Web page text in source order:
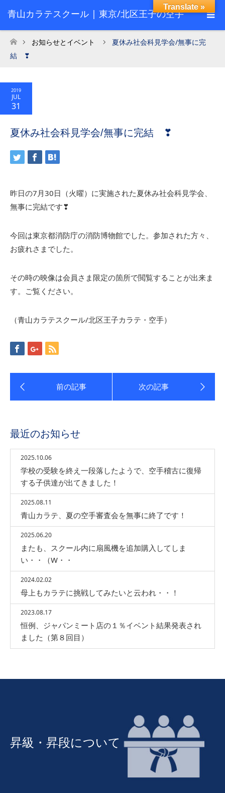
青山カラテスクール | 東京/北区王子の空手
スクール
ホーム
お知らせとイベント
夏休み社会科見学会/無事に完
結 ❣
2019
JUL
31
夏休み社会科見学会/無事に完結 ❣
昨日の7月30日（火曜）に実施された夏休み社会科見学会、
無事に完結です❣
今回は東京都消防庁の消防博物館でした。参加された方々、
お疲れさまでした。
その時の映像は会員さま限定の箇所で閲覧することが出来ま
す。ご覧ください。
（青山カラテスクール/北区王子カラテ・空手）
最近のお知らせ
2025.10.06
学校の受験を終え一段落したようで、空手稽古に復帰
する子供達が出てきました！
2025.08.11
青山カラテ、夏の空手審査会を無事に終了です！
2025.06.20
またも、スクール内に扇風機を追加購入してしま
い・・（W・・
2024.02.02
母上もカラテに挑戦してみたいと云われ・・！
2023.08.17
恒例、ジャパンミート店の１％イベント結果発表され
ました（第８回目）
昇級・昇段について
Translate »